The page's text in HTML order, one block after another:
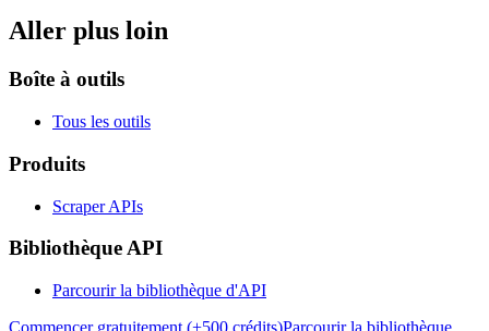
Aller plus loin
Boîte à outils
Tous les outils
Produits
Scraper APIs
Bibliothèque API
Parcourir la bibliothèque d'API
Commencer gratuitement (+500 crédits)Parcourir la bibliothèque